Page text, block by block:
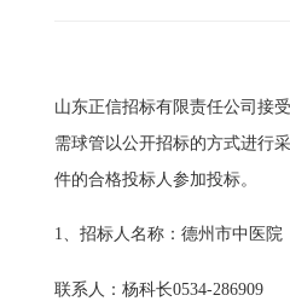
山东正信招标有限责任公司接
需球管以公开招标的方式进行
件的合格投标人参加投标。
1、招标人名称：德州市中医院
联系人：杨科长0534-286909